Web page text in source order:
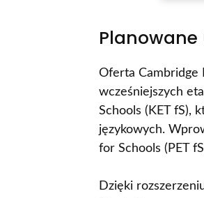
Oferta Cambridge
wcześniejszych
Schools (KET fS),
językowych.
for Schools (PET
Dzięki